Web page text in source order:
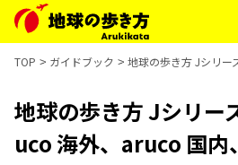
TOP ガイドブック 地球の歩き方 Jシリー
地球の歩き方 Jシリー
uco 海外、aruco 国